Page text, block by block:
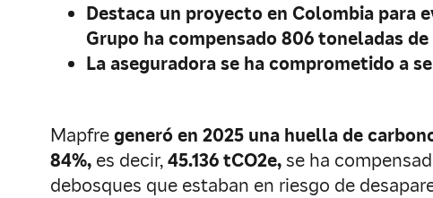
Destaca un proyecto en Colombia para
Grupo ha compensado806 toneladas
La aseguradora se ha comprometido a
Mapfregeneró en 2025 una huella de
84%, es decir,45.136 tCO2e,se ha
debosques que estaban en riesgo de